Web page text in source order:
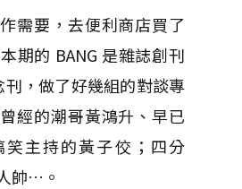
需要，去便利商店買了
期的 BANG 是雜誌創刊
刊，做了好幾組的對談專
經的潮哥黃鴻升、早已
主持的黃子佼；四分
帥…。